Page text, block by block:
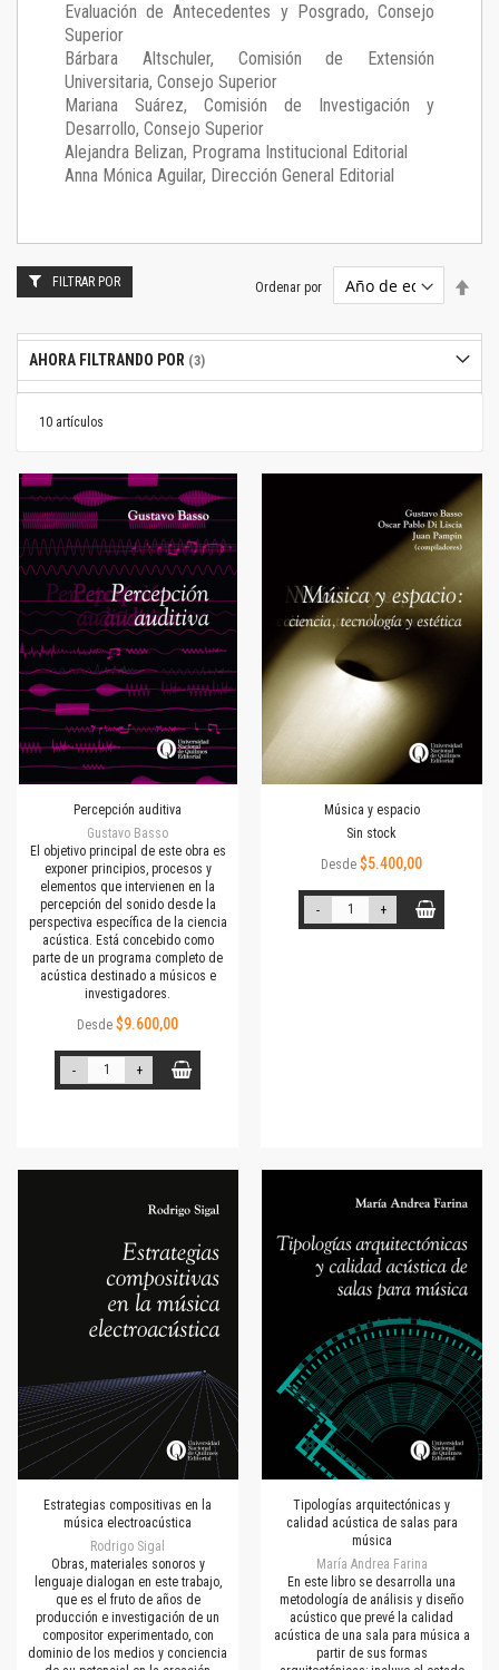
Evaluación de Antecedentes y Posgrado, Consejo
Superior
Bárbara Altschuler, Comisión de Extensión
Universitaria, Consejo Superior
Mariana Suárez, Comisión de Investigación y
Desarrollo, Consejo Superior
Alejandra Belizan, Programa Institucional Editorial
Anna Mónica Aguilar, Dirección General Editorial
10 artículos
Ordenar por
Percepción auditiva
Gustavo Basso
El objetivo principal de este obra es
exponer principios, procesos y
elementos que intervienen en la
percepción del sonido desde la
perspectiva específica de la ciencia
acústica. Está concebido como
parte de un programa completo de
acústica destinado a músicos e
investigadores.
Desde $9.600,00
- +
Música y espacio
Sin stock
Desde $5.400,00
- +
Estrategias compositivas en la
música electroacústica
Rodrigo Sigal
Obras, materiales sonoros y
lenguaje dialogan en este trabajo,
que es el fruto de años de
producción e investigación de un
compositor experimentado, con
dominio de los medios y conciencia
Tipologías arquitectónicas y
calidad acústica de salas para
música
María Andrea Farina
En este libro se desarrolla una
metodología de análisis y diseño
acústico que prevé la calidad
acústica de una sala para música a
partir de sus formas
FILTRAR POR
AHORA FILTRANDO POR